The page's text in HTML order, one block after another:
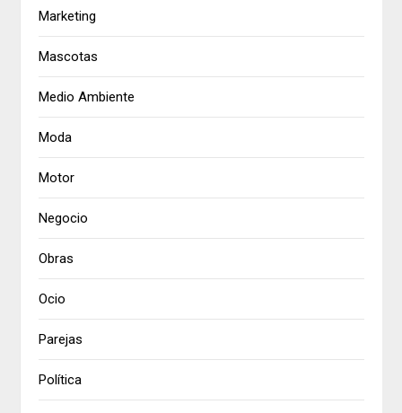
Marketing
Mascotas
Medio Ambiente
Moda
Motor
Negocio
Obras
Ocio
Parejas
Política